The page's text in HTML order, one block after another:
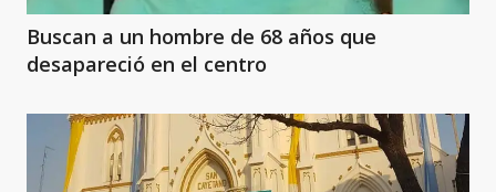
Buscan a un hombre de 68 años que
desapareció en el centro